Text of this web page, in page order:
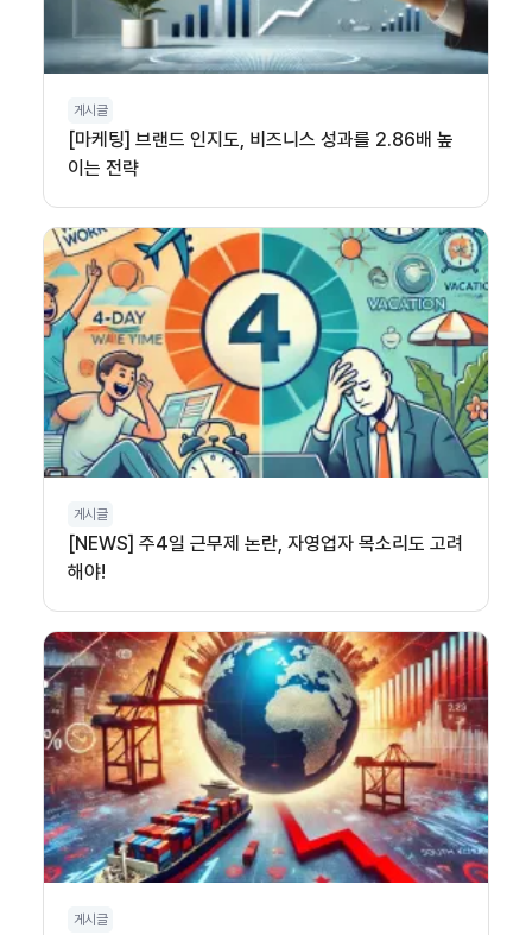
게시글
[마케팅] 브랜드 인지도, 비즈니스 성과를 2.86배 높
이는 전략
게시글
[NEWS] 주4일 근무제 논란, 자영업자 목소리도 고려
해야!
게시글